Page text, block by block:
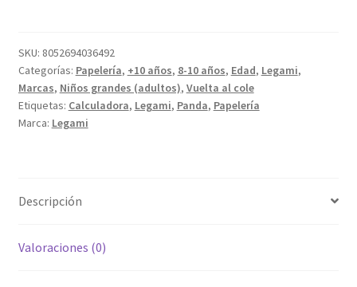
SKU: 8052694036492
Categorías: Papelería, +10 años, 8-10 años, Edad, Legami,
Marcas, Niños grandes (adultos), Vuelta al cole
Etiquetas: Calculadora, Legami, Panda, Papelería
Marca: Legami
Descripción
Valoraciones (0)